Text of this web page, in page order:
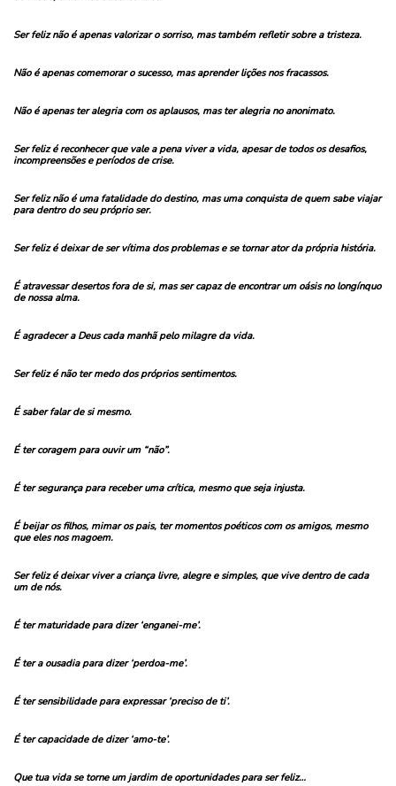
Ser feliz não é apenas valorizar o sorriso, mas também refletir sobre a tristeza.
Não é apenas comemorar o sucesso, mas aprender lições nos fracassos.
Não é apenas ter alegria com os aplausos, mas ter alegria no anonimato.
Ser feliz é reconhecer que vale a pena viver a vida, apesar de todos os desafios,
incompreensões e períodos de crise.
Ser feliz não é uma fatalidade do destino, mas uma conquista de quem sabe viajar
para dentro do seu próprio ser.
Ser feliz é deixar de ser vítima dos problemas e se tornar ator da própria história.
É atravessar desertos fora de si, mas ser capaz de encontrar um oásis no longínquo
de nossa alma.
É agradecer a Deus cada manhã pelo milagre da vida.
Ser feliz é não ter medo dos próprios sentimentos.
É saber falar de si mesmo.
É ter coragem para ouvir um “não”.
É ter segurança para receber uma crítica, mesmo que seja injusta.
É beijar os filhos, mimar os pais, ter momentos poéticos com os amigos, mesmo
que eles nos magoem.
Ser feliz é deixar viver a criança livre, alegre e simples, que vive dentro de cada
um de nós.
É ter maturidade para dizer ‘enganei-me’.
É ter a ousadia para dizer ‘perdoa-me’.
É ter sensibilidade para expressar ‘preciso de ti’.
É ter capacidade de dizer ‘amo-te’.
Que tua vida se torne um jardim de oportunidades para ser feliz…